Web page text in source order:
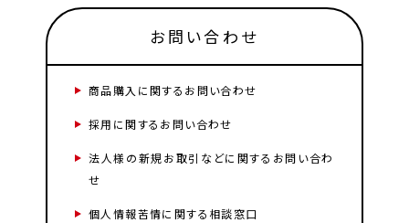
お問い合わせ
商品購入に関するお問い合わせ
採用に関するお問い合わせ
法人様の新規お取引などに関するお問い合わ
せ
個人情報苦情に関する相談窓口